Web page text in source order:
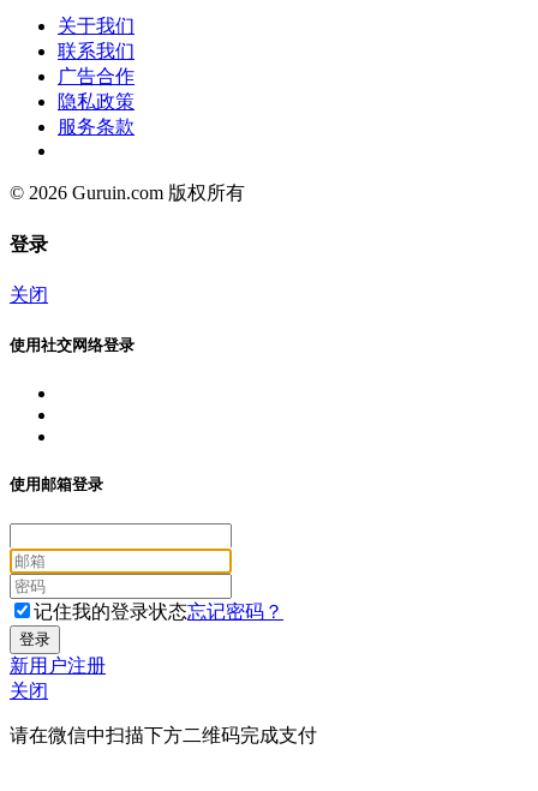
关于我们
联系我们
广告合作
隐私政策
服务条款
© 2026 Guruin.com 版权所有
登录
关闭
使用社交网络登录
使用邮箱登录
记住我的登录状态忘记密码？
新用户注册
关闭
请在微信中扫描下方二维码完成支付